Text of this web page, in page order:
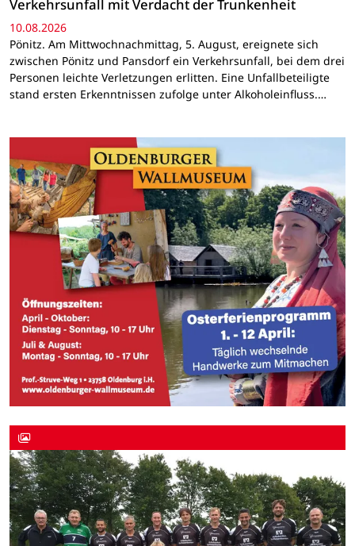
Verkehrsunfall mit Verdacht der Trunkenheit
10.08.2026
Pönitz. Am Mittwochnachmittag, 5. August, ereignete sich
zwischen Pönitz und Pansdorf ein Verkehrsunfall, bei dem drei
Personen leichte Verletzungen erlitten. Eine Unfallbeteiligte
stand ersten Erkenntnissen zufolge unter Alkoholeinfluss.…